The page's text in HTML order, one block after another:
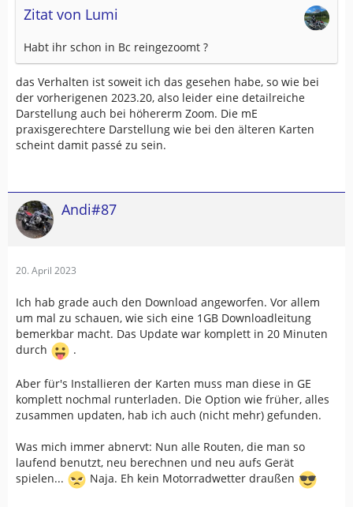
Zitat von Lumi
Habt ihr schon in Bc reingezoomt ?
das Verhalten ist soweit ich das gesehen habe, so wie bei
der vorherigenen 2023.20, also leider eine detailreiche
Darstellung auch bei höhererm Zoom. Die mE
praxisgerechtere Darstellung wie bei den älteren Karten
scheint damit passé zu sein.
Andi#87
20. April 2023
Ich hab grade auch den Download angeworfen. Vor allem
um mal zu schauen, wie sich eine 1GB Downloadleitung
bemerkbar macht. Das Update war komplett in 20 Minuten
durch
.
Aber für's Installieren der Karten muss man diese in GE
komplett nochmal runterladen. Die Option wie früher, alles
zusammen updaten, hab ich auch (nicht mehr) gefunden.
Was mich immer abnervt: Nun alle Routen, die man so
laufend benutzt, neu berechnen und neu aufs Gerät
spielen...
Naja. Eh kein Motorradwetter draußen